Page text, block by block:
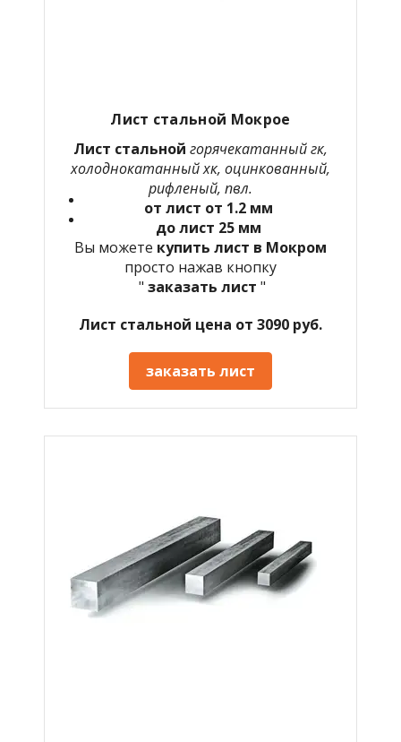
Лист стальной Мокрое
Лист стальной горячекатанный гк,
холоднокатанный хк, оцинкованный,
рифленый, пвл.
от лист от 1.2 мм
до лист 25 мм
Вы можете купить лист в Мокром
просто нажав кнопку
" заказать лист "
Лист стальной цена от 3090 руб.
заказать лист